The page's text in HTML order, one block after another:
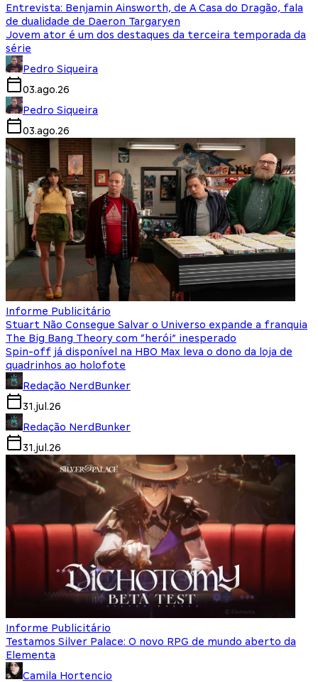
Entrevista: Benjamin Ainsworth, de A Casa do Dragão, fala
de dualidade de Daeron Targaryen
Jovem ator é um dos destaques da terceira temporada da
série
Pedro Siqueira
03.ago.26
Pedro Siqueira
03.ago.26
Informe Publicitário
Stuart Não Consegue Salvar o Universo expande a franquia
The Big Bang Theory com “herói” inesperado
Spin-off já disponível na HBO Max leva o dono da loja de
quadrinhos ao holofote
Redação NerdBunker
31.jul.26
Redação NerdBunker
31.jul.26
Informe Publicitário
Testamos Silver Palace: O novo RPG de mundo aberto da
Elementa
Camila Hortencio